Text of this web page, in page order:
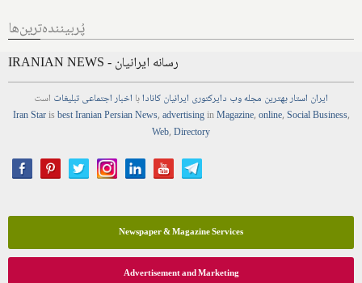
پُربیننده‌ترین‌ها
IRANIAN NEWS - رسانه ایرانیان
ایران استاربهترین مجلهوب دایرکتوری ایرانیان کانادابا اخباراجتماعیتبلیغات است
Iran Starisbest Iranian PersianNews,advertisinginMagazine,online,Social Business,
Web,Directory
Newspaper & Magazine Services
Advertisement and Marketing